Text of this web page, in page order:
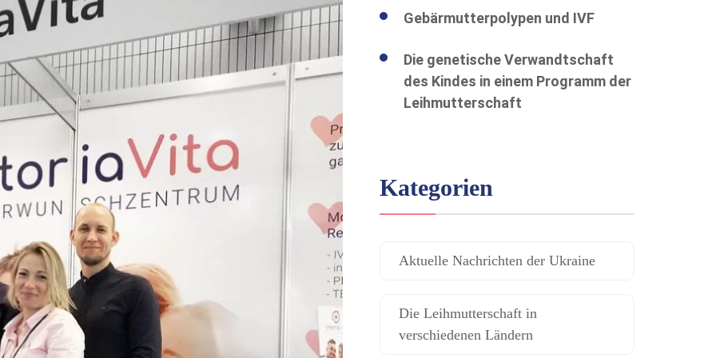
Gebärmutterpolypen und IVF
Die genetische Verwandtschaft
des Kindes in einem Programm der
Leihmutterschaft
Kategorien
Aktuelle Nachrichten der Ukraine
Die Leihmutterschaft in
verschiedenen Ländern